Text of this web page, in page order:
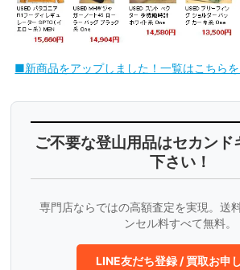
■新商品をアップしました！一覧はこちら
ご不要な登山用品はセカンド
下さい！
専門店ならではの高額査定を実現。送
ンセル料すべて無料。
LINE友だち登録 / 買取お申